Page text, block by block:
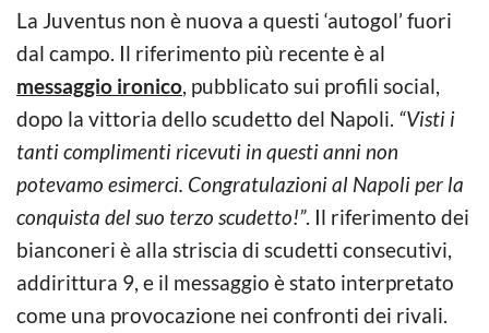
La Juventus non è nuova a questi ‘autogol’ fuori
dal campo. Il riferimento più recente è al
messaggio ironico, pubblicato sui profili social,
dopo la vittoria dello scudetto del Napoli. “Visti i
tanti complimenti ricevuti in questi anni non
potevamo esimerci. Congratulazioni al Napoli per la
conquista del suo terzo scudetto!”. Il riferimento dei
bianconeri è alla striscia di scudetti consecutivi,
addirittura 9, e il messaggio è stato interpretato
come una provocazione nei confronti dei rivali.